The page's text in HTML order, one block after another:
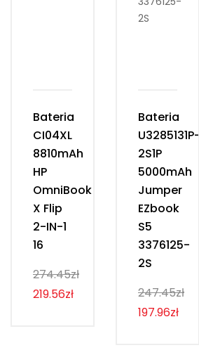
Bateria
CI04XL
8810mAh
HP
OmniBook
X Flip
2-IN-1
16
274.45zł
219.56zł
Bateria
U3285131P-
2S1P
5000mAh
Jumper
EZbook
S5
3376125-
2S
247.45zł
197.96zł